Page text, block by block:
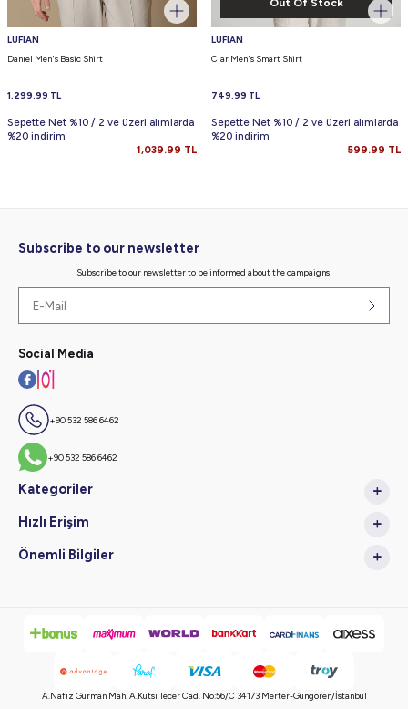
LUFIAN
Danıel Men's Basic Shirt
1,299.99 TL
Sepette Net %10 / 2 ve üzeri alımlarda
%20 indirim
1,039.99 TL
LUFIAN
Clar Men's Smart Shirt
749.99 TL
Sepette Net %10 / 2 ve üzeri alımlarda
%20 indirim
599.99 TL
Subscribe to our newsletter
Subscribe to our newsletter to be informed about the campaigns!
Social Media
+90 532 586 6462
+90 532 586 6462
Kategoriler
Hızlı Erişim
Önemli Bilgiler
A.Nafiz Gürman Mah. A.Kutsi Tecer Cad. No:56/C 34173 Merter-Güngören/İstanbul